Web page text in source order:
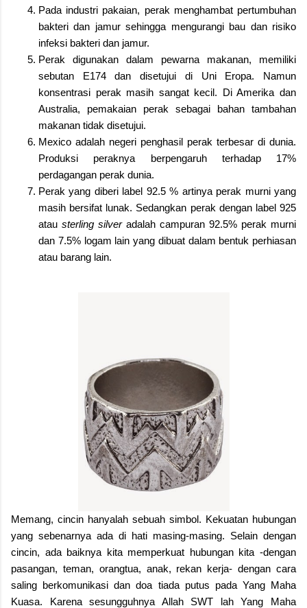
Pada industri pakaian, perak menghambat pertumbuhan
bakteri dan jamur sehingga mengurangi bau dan risiko
infeksi bakteri dan jamur.
Perak digunakan dalam pewarna makanan, memiliki
sebutan E174 dan disetujui di Uni Eropa. Namun
konsentrasi perak masih sangat kecil. Di Amerika dan
Australia, pemakaian perak sebagai bahan tambahan
makanan tidak disetujui.
Mexico adalah negeri penghasil perak terbesar di dunia.
Produksi peraknya berpengaruh terhadap 17%
perdagangan perak dunia.
Perak yang diberi label 92.5 % artinya perak murni yang
masih bersifat lunak. Sedangkan perak dengan label 925
atau sterling silveradalah campuran 92.5% perak murni
dan 7.5% logam lain yang dibuat dalam bentuk perhiasan
atau barang lain.
Memang, cincin hanyalah sebuah simbol. Kekuatan hubungan
yang sebenarnya ada di hati masing-masing. Selain dengan
cincin, ada baiknya kita memperkuat hubungan kita -dengan
pasangan, teman, orangtua, anak, rekan kerja- dengan cara
saling berkomunikasi dan doa tiada putus pada Yang Maha
Kuasa. Karena sesungguhnya Allah SWT lah Yang Maha